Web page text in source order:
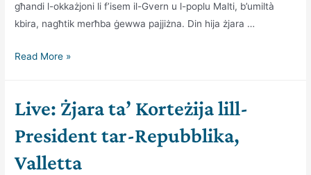
għandi l-okkażjoni li f’isem il-Gvern u l-poplu Malti, b’umiltà
kbira, nagħtik merħba ġewwa pajjiżna. Din hija żjara …
Inwegħduk
miġja
fostna
se
Read More »
Live: Żjara ta’ Korteżija lill-
President tar-Repubblika,
Valletta